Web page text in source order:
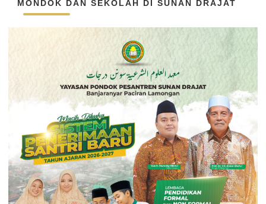
MONDOK DAN SEKOLAH DI SUNAN DRAJAT